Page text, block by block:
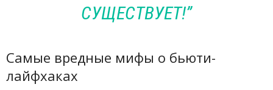
СУЩЕСТВУЕТ!”
Самые вредные мифы о бьюти-
лайфхаках